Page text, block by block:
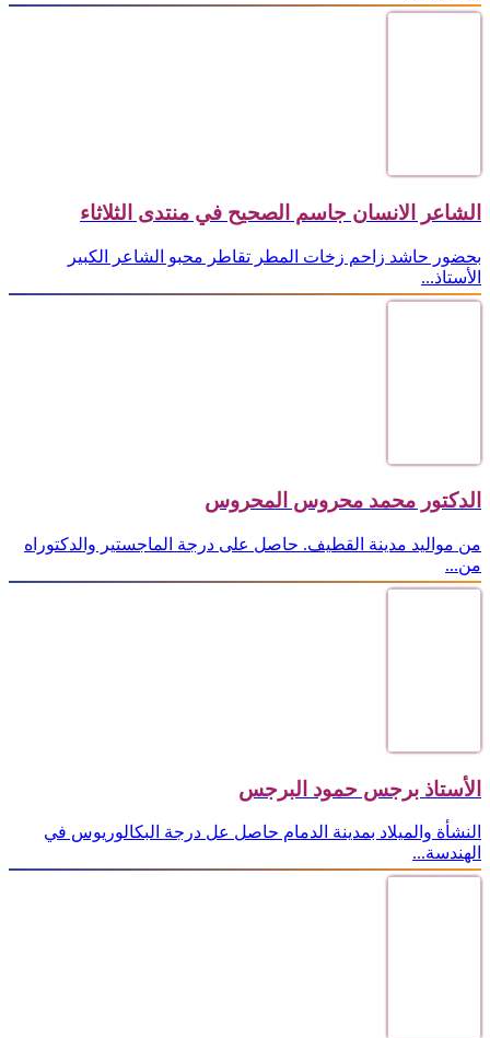
الشاعر الانسان جاسم الصحيح في منتدى الثلاثاء
بحضور حاشد زاحم زخات المطر تقاطر محبو الشاعر الكبير
الأستاذ...
الدكتور محمد محروس المحروس
من مواليد مدينة القطيف. حاصل على درجة الماجستير والدكتوراه
من...
الأستاذ برجس حمود البرجس
النشأة والميلاد بمدينة الدمام حاصل عل درجة البكالوريوس في
الهندسة...